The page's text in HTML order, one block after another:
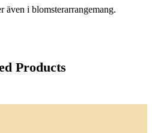
även i blomsterarrangemang.
Products